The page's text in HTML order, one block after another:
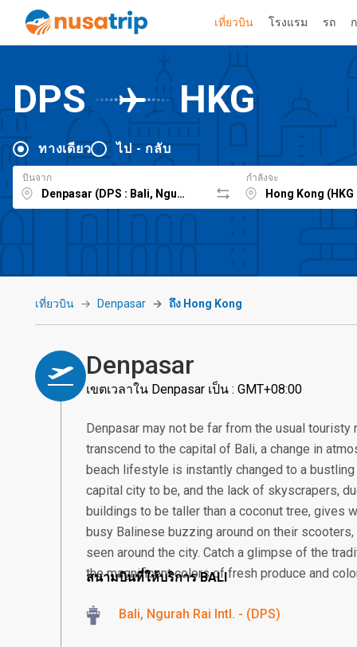
เที่ยวบิน โรงแรม รถ
DPS HKG
ทางเดียว ไป - กลับ
บินจาก กำลังจะ
เที่ยวบิน Denpasar ถึง Hong Kong
Denpasar
เขตเวลาใน Denpasar เป็น : GMT+08:00
Denpasar may not be far from the usual
transcend to the capital of Bali, a change in
beach lifestyle is instantly changed to a
capital city to be, and the lack of skyscrapers,
buildings to be taller than a coconut tree, gives
busy Balinese buzzing around on their
seen around the city. Catch a glimpse of the
the magnificent colors of fresh produce and
สนามบินที่ให้บริการ BALI
Bali, Ngurah Rai Intl. - (DPS)